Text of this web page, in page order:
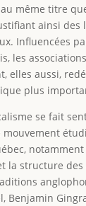
même titre
ainsi
Influencées
les
elles aussi,
plus
se fait
mouvement
notamment
la structure des
Benjamin